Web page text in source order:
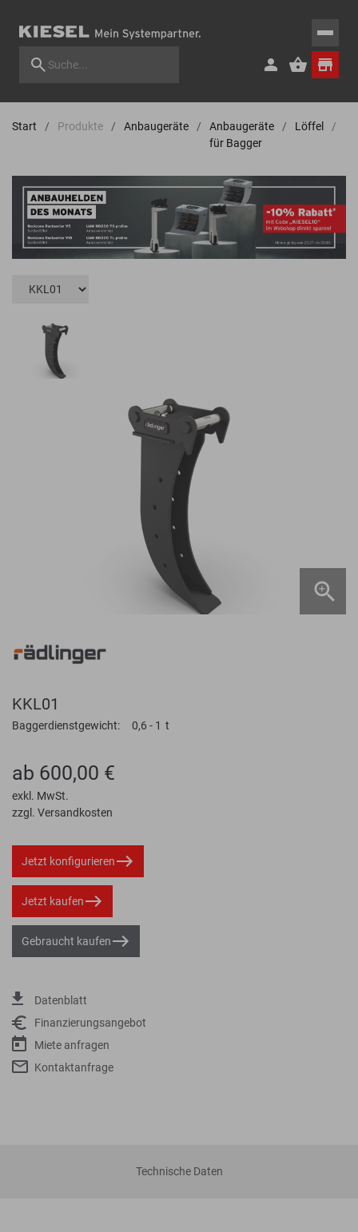
Start Produkte Anbaugeräte
Anbaugeräte
für Bagger
Löffel
KKL01
Baggerdienstgewicht: 0,6 - 1 t
ab 600,00 €
exkl. MwSt.
zzgl. Versandkosten
Jetzt konfigurieren
Jetzt kaufen
Gebraucht kaufen
Datenblatt
Finanzierungsangebot
Miete anfragen
Kontaktanfrage
Technische Daten